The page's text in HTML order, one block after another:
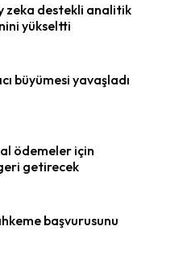
zeka destekli analitik
yükseltti
büyümesi yavaşladı
ödemeler için
getirecek
başvurusunu